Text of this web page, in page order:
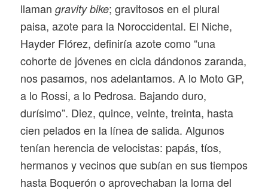
llaman gravity bike; gravitosos en el plural
paisa, azote para la Noroccidental. El Niche,
Hayder Flórez, definiría azote como “una
cohorte de jóvenes en cicla dándonos zaranda,
nos pasamos, nos adelantamos. A lo Moto GP,
a lo Rossi, a lo Pedrosa. Bajando duro,
durísimo”. Diez, quince, veinte, treinta, hasta
cien pelados en la línea de salida. Algunos
tenían herencia de velocistas: papás, tíos,
hermanos y vecinos que subían en sus tiempos
hasta Boquerón o aprovechaban la loma del